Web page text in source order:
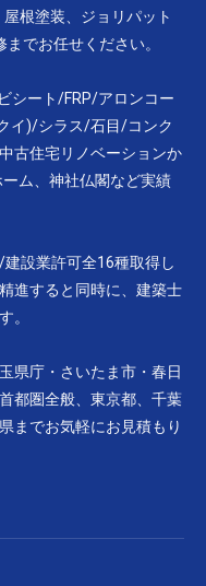
根塗装、ジョリパット
でお任せください。
シート/FRP/アロンコー
イ)/シラス/石目/コンク
古住宅リノベーションか
ム、神社仏閣など実績
設業許可全16種取得し
進すると同時に、建築士
。
県庁・さいたま市・春日
都圏全般、東京都、千葉
までお気軽にお見積もり